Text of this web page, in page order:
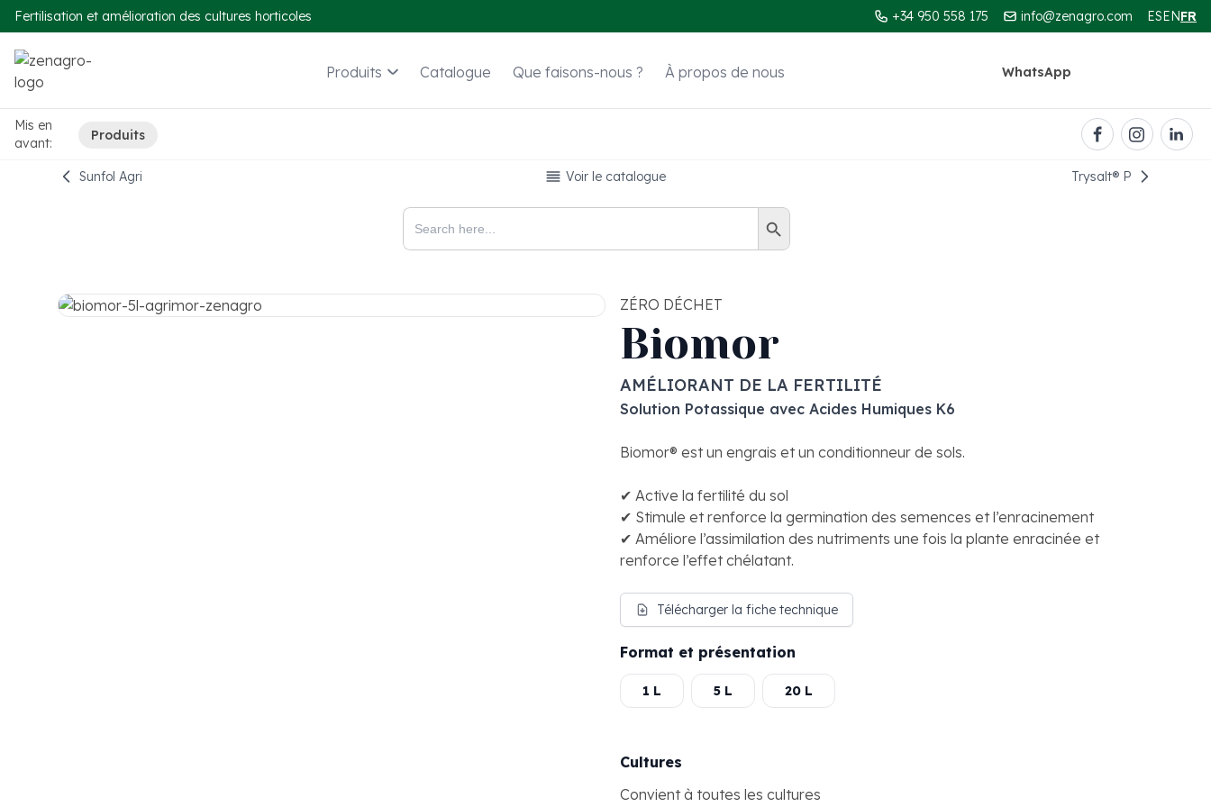
Fertilisation et amélioration des cultures horticoles +34 950 558 175 info@zenagro.com ESENFR
Produits Catalogue Que faisons-nous ? À propos de nous WhatsApp
Mis en
avant:
Produits
Sunfol Agri Voir le catalogue Trysalt®️ P
Search
for:
Search Button
ZÉRO DÉCHET
Biomor
AMÉLIORANT DE LA FERTILITÉ
Solution Potassique avec Acides Humiques K6
Biomor® est un engrais et un conditionneur de sols.
✔ Active la fertilité du sol
✔ Stimule et renforce la germination des semences et l’enracinement
✔ Améliore l’assimilation des nutriments une fois la plante enracinée et
renforce l’effet chélatant.
Télécharger la fiche technique
Format et présentation
1 L 5 L 20 L
Cultures
Convient à toutes les cultures